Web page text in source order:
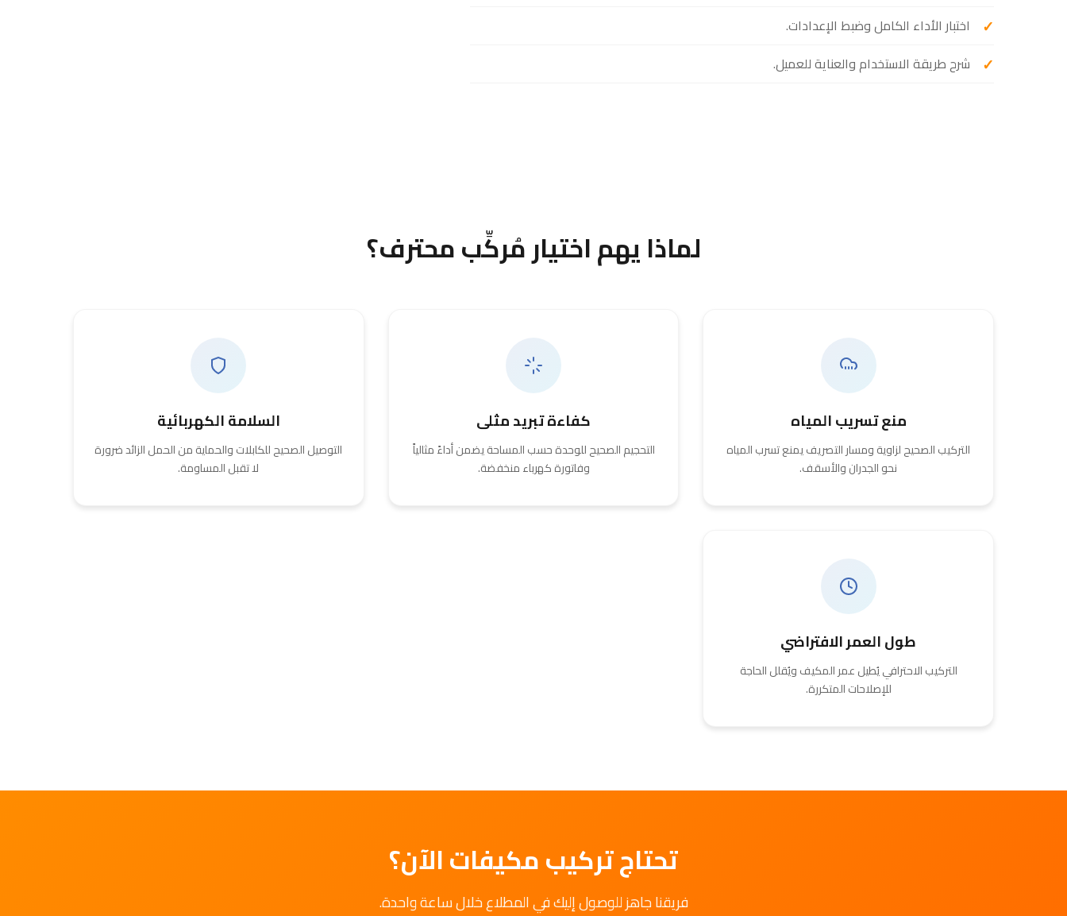
اختبار الأداء الكامل وضبط الإعدادات.
شرح طريقة الاستخدام والعناية للعميل.
لماذا يهم اختيار مُركِّب محترف؟
منع تسريب المياه
التركيب الصحيح لزاوية ومسار التصريف يمنع تسرب المياه
نحو الجدران والأسقف.
كفاءة تبريد مثلى
التحجيم الصحيح للوحدة حسب المساحة يضمن أداءً مثالياً
وفاتورة كهرباء منخفضة.
السلامة الكهربائية
التوصيل الصحيح للكابلات والحماية من الحمل الزائد ضرورة
لا تقبل المساومة.
طول العمر الافتراضي
التركيب الاحترافي يُطيل عمر المكيف ويُقلل الحاجة
للإصلاحات المتكررة.
تحتاج تركيب مكيفات الآن؟
فريقنا جاهز للوصول إليك في المطلاع خلال ساعة واحدة.